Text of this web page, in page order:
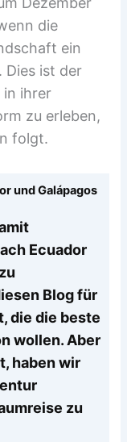
die
ein
Dies ist der
in ihrer
zu erleben,
folgt.
und Galápagos
Ecuador
Blog für
die die beste
wollen. Aber
haben wir
zu